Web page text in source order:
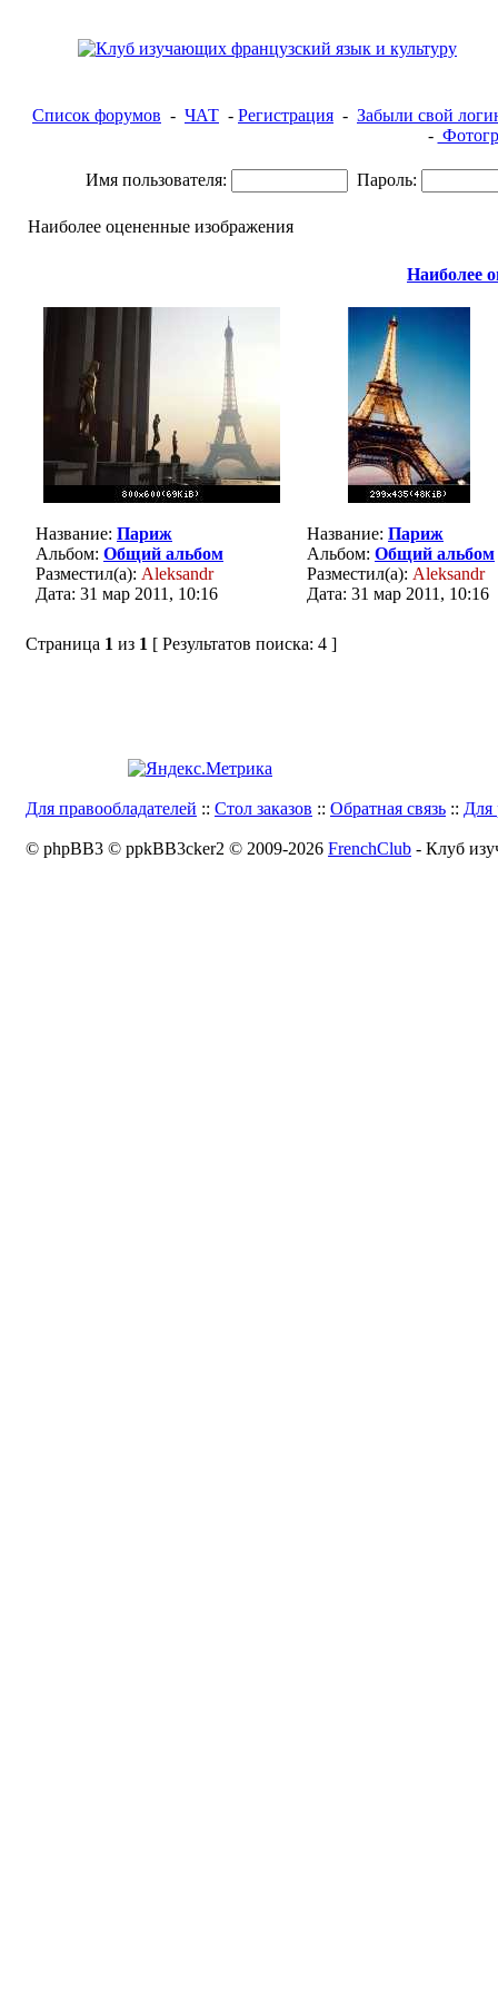
Список форумов - ЧАТ - Регистрация - Забыли свой
-
Имя пользователя: Пароль:
Наиболее оцененные изображения
Наиболее
Название: Париж
Альбом: Общий альбом
Разместил(а): Aleksandr
Дата: 31 мар 2011, 10:16
Название: Париж
Альбом: Общий альбом
Разместил(а): Aleksandr
Дата: 31 мар 2011, 10:16
Страница 1 из 1 [ Результатов поиска: 4 ]
Для правообладателей :: Стол заказов :: Обратная связь :: Для
© phpBB3 © ppkBB3cker2 © 2009-2026 FrenchClub - Клуб